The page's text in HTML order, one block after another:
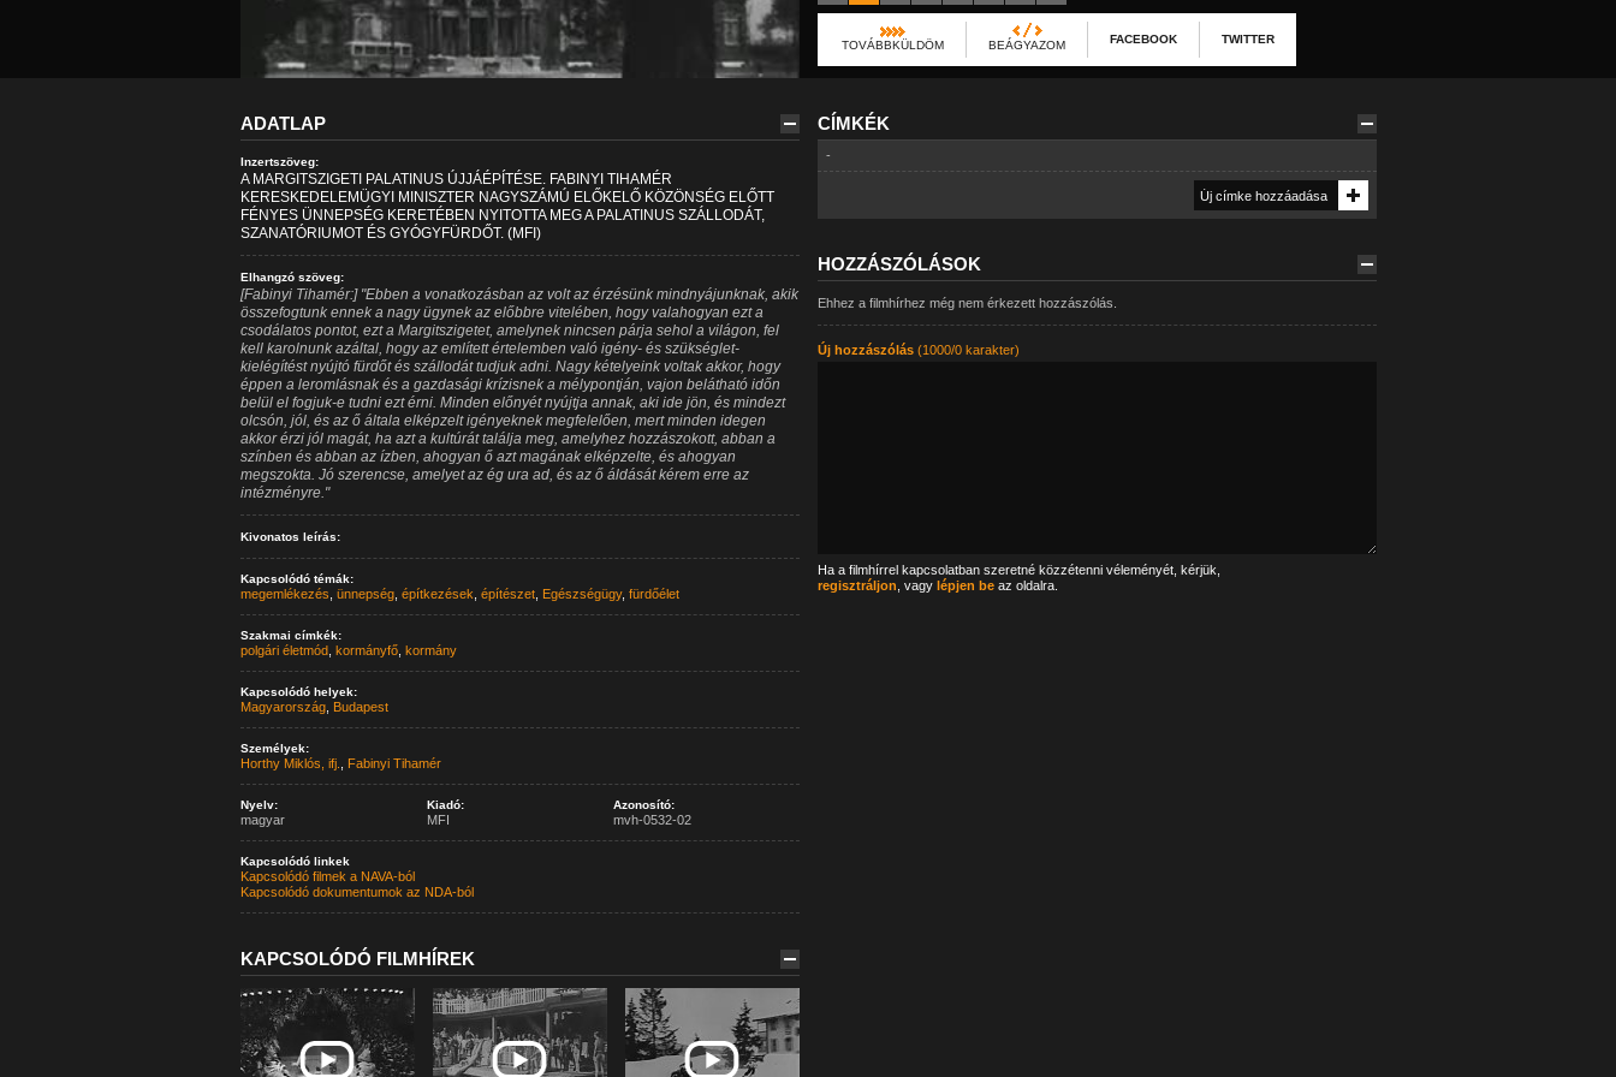
TOVÁBBKÜLDÖM BEÁGYAZOM FACEBOOK TWITTER
ADATLAP
Inzertszöveg:
A MARGITSZIGETI PALATINUS ÚJJÁÉPÍTÉSE. FABINYI TIHAMÉR
KERESKEDELEMÜGYI MINISZTER NAGYSZÁMÚ ELŐKELŐ KÖZÖNSÉG ELŐTT
FÉNYES ÜNNEPSÉG KERETÉBEN NYITOTTA MEG A PALATINUS SZÁLLODÁT,
SZANATÓRIUMOT ÉS GYÓGYFÜRDŐT. (MFI)
Elhangzó szöveg:
[Fabinyi Tihamér:] "Ebben a vonatkozásban az volt az érzésünk mindnyájunknak, akik
összefogtunk ennek a nagy ügynek az előbbre vitelében, hogy valahogyan ezt a
csodálatos pontot, ezt a Margitszigetet, amelynek nincsen párja sehol a világon, fel
kell karolnunk azáltal, hogy az említett értelemben való igény- és szükséglet-
kielégítést nyújtó fürdőt és szállodát tudjuk adni. Nagy kételyeink voltak akkor, hogy
éppen a leromlásnak és a gazdasági krízisnek a mélypontján, vajon belátható időn
belül el fogjuk-e tudni ezt érni. Minden előnyét nyújtja annak, aki ide jön, és mindezt
olcsón, jól, és az ő általa elképzelt igényeknek megfelelően, mert minden idegen
akkor érzi jól magát, ha azt a kultúrát találja meg, amelyhez hozzászokott, abban a
színben és abban az ízben, ahogyan ő azt magának elképzelte, és ahogyan
megszokta. Jó szerencse, amelyet az ég ura ad, és az ő áldását kérem erre az
intézményre."
Kivonatos leírás:
Kapcsolódó témák:
megemlékezés ünnepség, építkezések építészet, Egészségügy, fürdőélet
Szakmai címkék:
polgári életmód, kormányfő, kormány
Kapcsolódó helyek:
Magyarország, Budapest
Személyek:
Horthy Miklós, ifj. Fabinyi Tihamér
Nyelv:
magyar
Kiadó:
MFI
Azonosító:
mvh-0532-02
Kapcsolódó linkek
Kapcsolódó filmek a NAVA-ból
Kapcsolódó dokumentumok az NDA-ból
KAPCSOLÓDÓ FILMHÍREK
CÍMKÉK
-
HOZZÁSZÓLÁSOK
Ehhez a filmhírhez még nem érkezett hozzászólás.
Új hozzászólás(1000/0 karakter)
Ha a filmhírrel kapcsolatban szeretné közzétenni véleményét, kérjük,
regisztráljon , vagy lépjen beaz oldalra.